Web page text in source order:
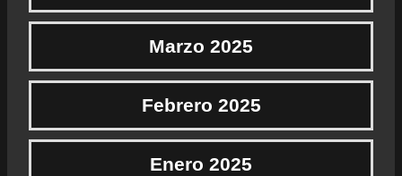
Marzo 2025
Febrero 2025
Enero 2025